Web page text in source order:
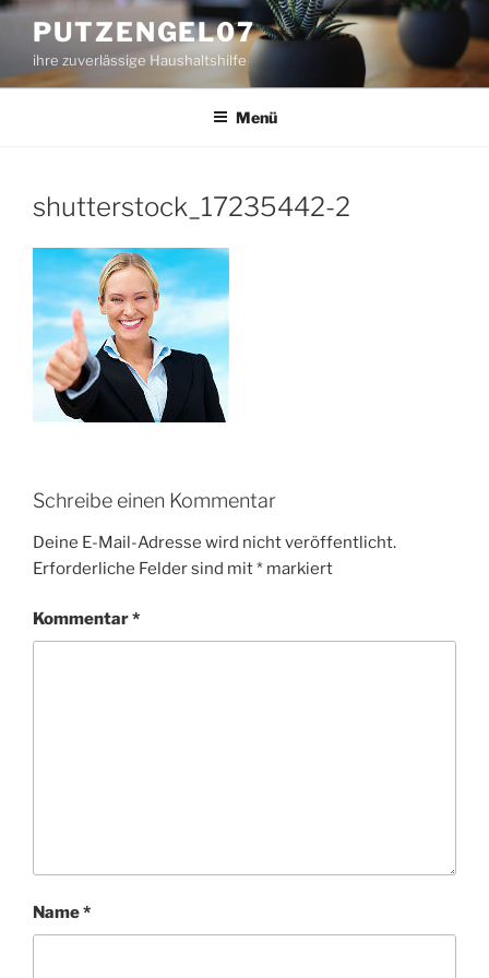
Zum
Inhalt
springen
PUTZENGEL07
ihre zuverlässige Haushaltshilfe
Menü
shutterstock_17235442-2
Schreibe einen Kommentar
Deine E-Mail-Adresse wird nicht veröffentlicht.
Erforderliche Felder sind mit* markiert
Kommentar*
Name*